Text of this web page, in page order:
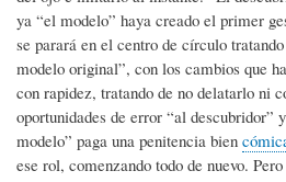
ya “el modelo” haya creado el primer
se parará en el centro de círculo
modelo original”, con los cambios que
con rapidez, tratando de no delatarlo ni
oportunidades de error “al descubridor”
modelo” paga una penitencia bien
ese rol, comenzando todo de nuevo.